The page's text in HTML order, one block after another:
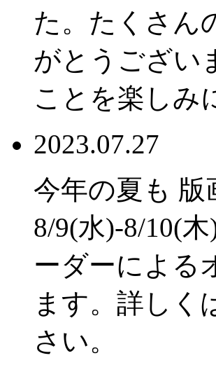
た。たくさん
がとうござい
ことを楽しみ
2023.07.27
今年の夏も 版
8/9(水)-8/10(
ーダーによる
ます。詳しく
さい。